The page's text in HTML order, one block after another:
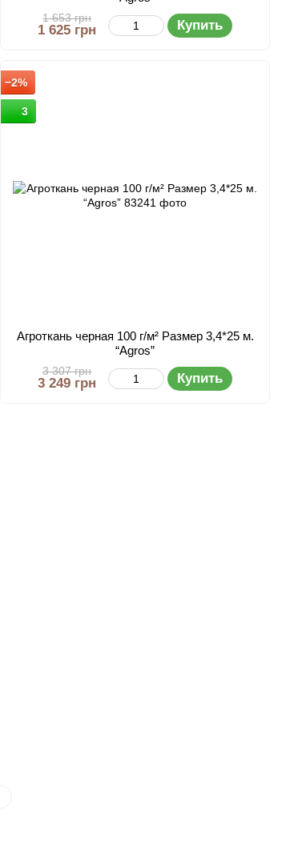
1 653 грн
1 625 грн Купить
−2%
3
Агроткань черная 100 г/м² Размер 3,4*25 м.
“Agros”
3 307 грн
3 249 грн Купить